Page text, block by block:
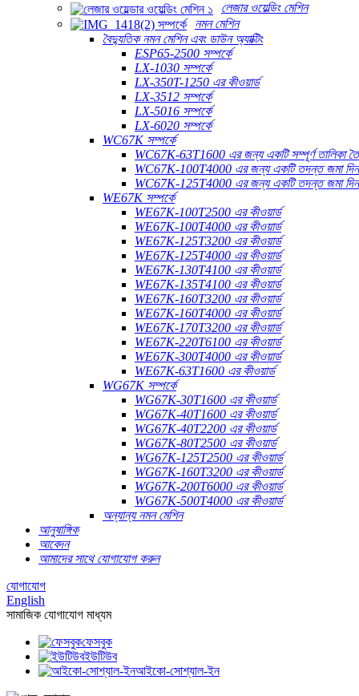
লেজার ওয়েল্ডিং মেশিন
নমন মেশিন
বৈদ্যুতিক নমন মেশিন এবং ডাউন অ্যাক্টিং
ESP65-2500 সম্পর্কে
LX-1030 সম্পর্কে
LX-350T-1250 এর কীওয়ার্ড
LX-3512 সম্পর্কে
LX-5016 সম্পর্কে
LX-6020 সম্পর্কে
WC67K সম্পর্কে
WC67K-63T1600 এর জন্য একটি সম্পূর্ণ তালিকা
WC67K-100T4000 এর জন্য একটি তদন্ত জমা
WC67K-125T4000 এর জন্য একটি তদন্ত জমা
WE67K সম্পর্কে
WE67K-100T2500 এর কীওয়ার্ড
WE67K-100T4000 এর কীওয়ার্ড
WE67K-125T3200 এর কীওয়ার্ড
WE67K-125T4000 এর কীওয়ার্ড
WE67K-130T4100 এর কীওয়ার্ড
WE67K-135T4100 এর কীওয়ার্ড
WE67K-160T3200 এর কীওয়ার্ড
WE67K-160T4000 এর কীওয়ার্ড
WE67K-170T3200 এর কীওয়ার্ড
WE67K-220T6100 এর কীওয়ার্ড
WE67K-300T4000 এর কীওয়ার্ড
WE67K-63T1600 এর কীওয়ার্ড
WG67K সম্পর্কে
WG67K-30T1600 এর কীওয়ার্ড
WG67K-40T1600 এর কীওয়ার্ড
WG67K-40T2200 এর কীওয়ার্ড
WG67K-80T2500 এর কীওয়ার্ড
WG67K-125T2500 এর কীওয়ার্ড
WG67K-160T3200 এর কীওয়ার্ড
WG67K-200T6000 এর কীওয়ার্ড
WG67K-500T4000 এর কীওয়ার্ড
অন্যান্য নমন মেশিন
আনুষাঙ্গিক
আবেদন
আমাদের সাথে যোগাযোগ করুন
যোগাযোগ
English
সামাজিক যোগাযোগ মাধ্যম
ফেসবুক
ইউটিউব
আইকো-সোশ্যাল-ইন